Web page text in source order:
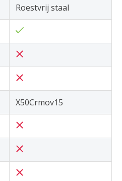
Roestvrij staal
X50Crmov15